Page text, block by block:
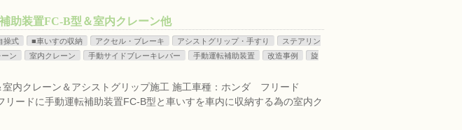
助装置FC-B型＆室内クレーン他
操式 ■車いすの収納 アクセル・ブレーキ アシストグリップ・手すり
ステアリン
ン 室内クレーン 手動サイドブレーキレバー 手動運転補助装置 改造事例
旋
室内クレーン＆アシストグリップ施工 施工車種：ホンダ フリード
ードに手動運転補助装置FC-B型と車いすを車内に収納する為の室内ク